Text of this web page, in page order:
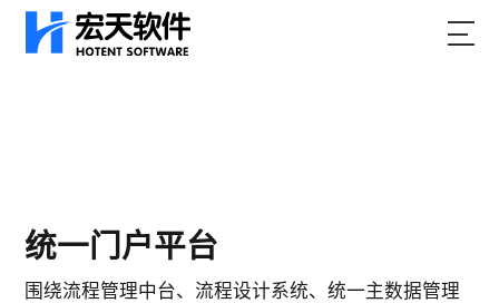
统一门户平台
围绕流程管理中台、流程设计系统、统一主数据管理